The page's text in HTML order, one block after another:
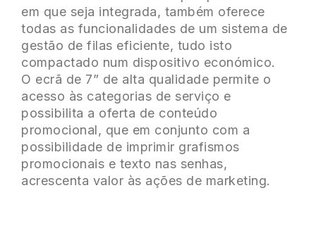
em que seja integrada, também oferece
todas as funcionalidades de um sistema de
gestão de filas eficiente, tudo isto
compactado num dispositivo económico.
O ecrã de 7” de alta qualidade permite o
acesso às categorias de serviço e
possibilita a oferta de conteúdo
promocional, que em conjunto com a
possibilidade de imprimir grafismos
promocionais e texto nas senhas,
acrescenta valor às ações de marketing.